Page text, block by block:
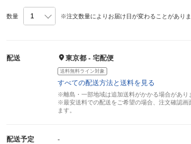
数量 ※注文数量によりお届け日が変わることがありま
配送 東京都 - 宅配便
送料無料ライン対象
すべての配送方法と送料を見る
※離島・一部地域は追加送料がかかる場合があり
※最安送料での配送をご希望の場合、注文確認画
ます。
配送予定 -